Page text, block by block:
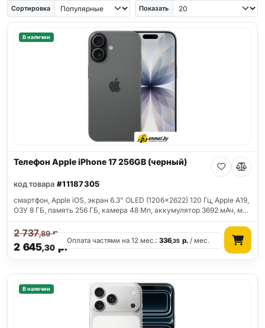
iPhone AiriPhone SESamsung Galaxy A56Samsung Galaxy A57 iPhone 17
Сортировка Показать
В наличии
Телефон Apple iPhone 17 256GB (черный)
код товара #11187305
смартфон, Apple iOS, экран 6.3" OLED (1206x2622) 120 Гц, Apple A19,
ОЗУ 8 ГБ, память 256 ГБ, камера 48 Мп, аккумулятор 3692 мАч, м…
2 645,30 р.
2 737,89р.
Оплата частями на 12 мес.:336,35 р./ мес.
В наличии